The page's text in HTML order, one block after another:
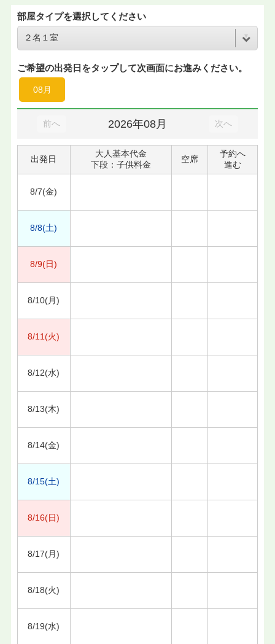
部屋タイプを選択してください
ご希望の出発日をタップして次画面にお進みください。
08月
前へ 2026年08月 次へ
出発日
大人基本代金
下段：子供料金
空席
予約へ
進む
8/7(金)
8/8(土)
8/9(日)
8/10(月)
8/11(火)
8/12(水)
8/13(木)
8/14(金)
8/15(土)
8/16(日)
8/17(月)
8/18(火)
8/19(水)